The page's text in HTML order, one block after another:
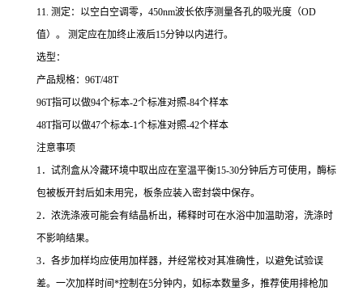
11. 测定：以空白空调零， 450nm波长依序测量各孔的吸光度（OD
值）。
测定应在加终止液后15分钟以内进行。
选型：
产品规格： 96T/48T
96T指可以做94个标本-2个标准对照-84个样本
48T指可以做47个标本-1个标准对照-42个样本
注意事项
1．试剂盒从冷藏环境中取出应在室温平衡15-30分钟后方可使用，酶标
包被板开封后如未用完，板条应装入密封袋中保存。
2．浓洗涤液可能会有结晶析出，稀释时可在水浴中加温助溶，洗涤时
不影响结果。
3．各步加样均应使用加样器，并经常校对其准确性，以避免试验误
差。一次加样时间 *控制在5分钟内，如标本数量多，推荐使用排枪加